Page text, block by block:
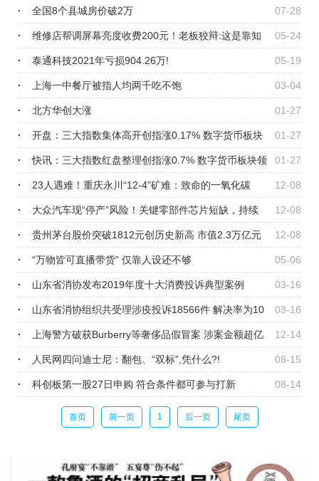
已清空 07-28
全国8个县城房价破2万
05-24
维修店帮调屏幕亮度收费200元！老板狡辩:这是靠知
识赚钱 05-19
泰通科技2021年亏损904.26万!
03-04
上海一中餐厅被指人均两千吃不饱
01-27
北方华创大涨
01-27
开盘：三大指数集体高开创指涨0.17% 数字货币板块
涨幅居前 01-27
快讯：三大指数红盘整理创指涨0.7% 数字货币板块领
涨 12-08
23人遇难！重庆永川“12-4”矿难：致命的一氧化碳
12-08
大众汽车现“停产”风险！关键零部件芯片短缺，持续
多久？影响维修吗 12-08
贵州茅台股价突破1812元创历史新高 市值2.3万亿元
05-06
“万物皆可直播带货” 仅靠人设还不够
03-16
山东省消协发布2019年度十大消费投诉典型案例
03-16
山东省消协组织共受理涉疫投诉18566件 解决率为10
0% 12-14
上海警方破获Burberry等奢侈品假冒案 涉案金额超亿
元 08-15
人民网四问迪士尼：翻包、“双标”,凭什么?!
08-14
科创板第一股27日申购 符合条件都可参与打新
首页 前一页 1 后一页 尾页